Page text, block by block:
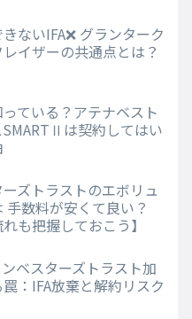
ないIFA❌ グランターク
イザーの共通点とは？
ている？アテナベスト
SMARTⅡは契約してはい
ズトラストのエボリュ
手数料が安くて良い？
れも把握しておこう】
ベスターズトラスト加
：IFA放棄と解約リスク